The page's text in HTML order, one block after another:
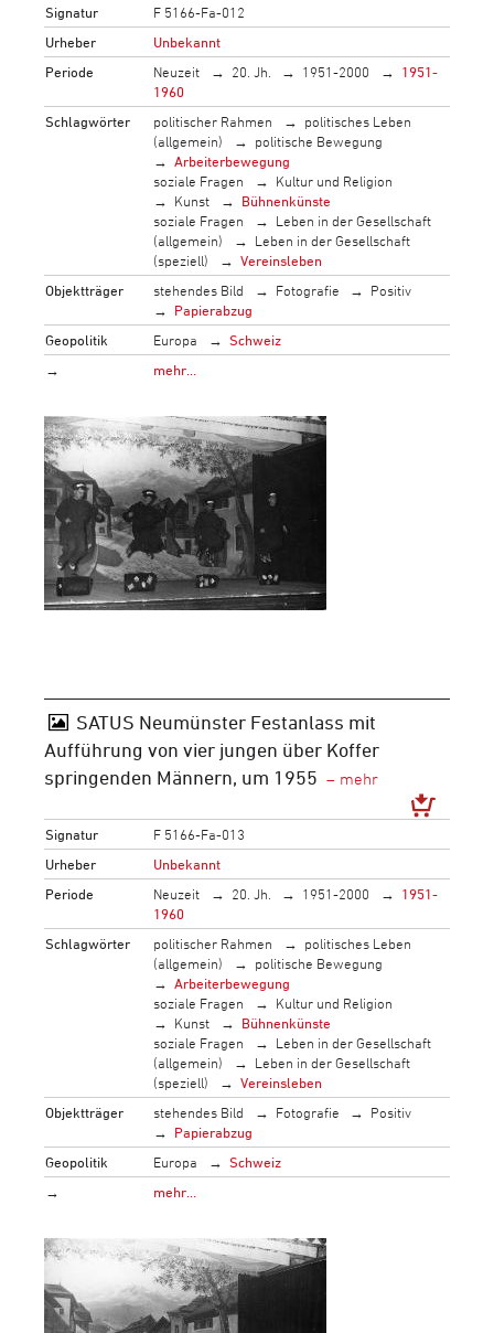
Signatur
F 5166-Fa-012
Urheber
Unbekannt
Periode
Neuzeit 20. Jh. 1951-2000
1951-
1960
Schlagwörter
politischer Rahmen
politisches Leben
(allgemein)
politische Bewegung
Arbeiterbewegung
soziale Fragen
Kultur und Religion
Kunst
Bühnenkünste
soziale Fragen
Leben in der Gesellschaft
(allgemein)
Leben in der Gesellschaft
(speziell)
Vereinsleben
Objektträger
stehendes Bild Fotografie
Positiv
Papierabzug
Geopolitik
Europa
Schweiz
→
mehr…
SATUS Neumünster Festanlass mit
Aufführung von vier jungen über Koffer
springenden Männern, um 1955
Signatur
F 5166-Fa-013
Urheber
Unbekannt
Periode
Neuzeit 20. Jh. 1951-2000
1951-
1960
Schlagwörter
politischer Rahmen
politisches Leben
(allgemein)
politische Bewegung
Arbeiterbewegung
soziale Fragen
Kultur und Religion
Kunst
Bühnenkünste
soziale Fragen
Leben in der Gesellschaft
(allgemein)
Leben in der Gesellschaft
(speziell)
Vereinsleben
Objektträger
stehendes Bild Fotografie
Positiv
Papierabzug
Geopolitik
Europa
Schweiz
→
mehr…